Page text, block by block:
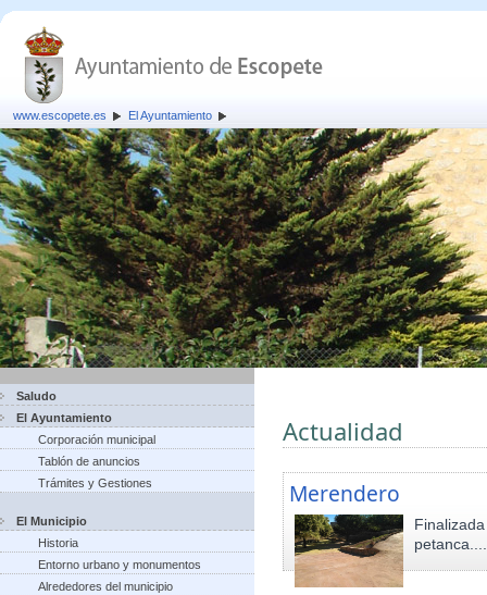
www.escopete.es El Ayuntamiento
Saludo
El Ayuntamiento
Corporación municipal
Tablón de anuncios
Trámites y Gestiones
El Municipio
Historia
Entorno urbano y monumentos
Alrededores del municipio
Actualidad
Merendero